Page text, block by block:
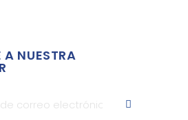
A NUESTRA